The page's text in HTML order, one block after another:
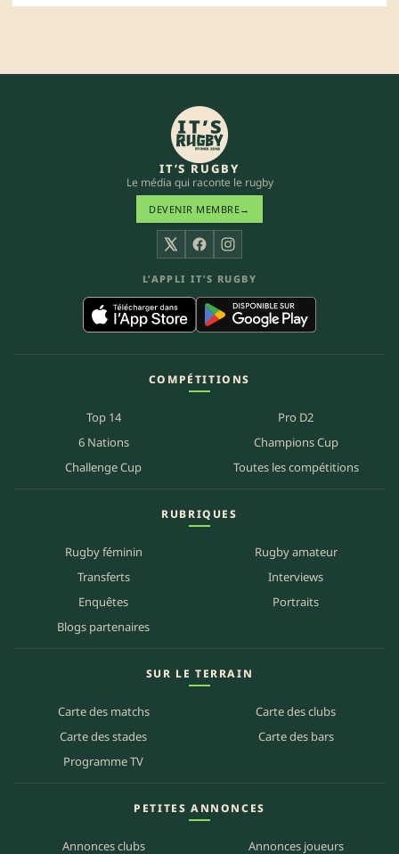
IT’S RUGBY
Le média qui raconte le rugby
DEVENIR MEMBRE→
X FacebookInstagram
L’APPLI IT’S RUGBY
COMPÉTITIONS
Top 14
Pro D2
6 Nations
Champions Cup
Challenge Cup
Toutes les compétitions
RUBRIQUES
Rugby féminin
Rugby amateur
Transferts
Interviews
Enquêtes
Portraits
Blogs partenaires
SUR LE TERRAIN
Carte des matchs
Carte des clubs
Carte des stades
Carte des bars
Programme TV
PETITES ANNONCES
Annonces clubs Annonces joueurs